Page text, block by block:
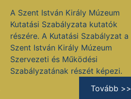
A Szent István Király Múzeum
Kutatási Szabályzata kutatók
részére. A Kutatási Szabályzat a
Szent István Király Múzeum
Szervezeti és Működési
Szabályzatának részét képezi.
Tovább >>